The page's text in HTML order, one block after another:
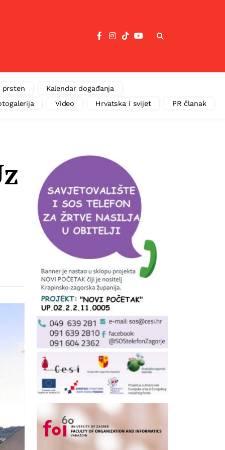
prsten
Kalendar događanja
Video Hrvatska i svijet PR članak